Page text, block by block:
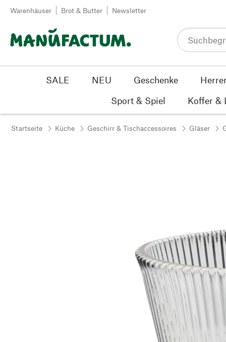
Zum Inhalt springen
Warenhäuser Brot & Butter Newsletter
SALE NEU Geschenke
Sport & Spiel
Koffer &
Startseite Küche Geschirr & Tischaccessoires Gläser